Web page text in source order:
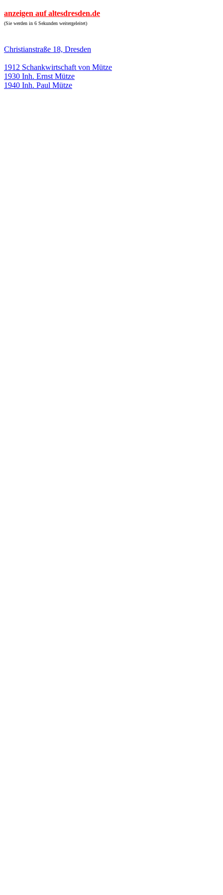
anzeigen auf altesdresden.de
(Sie werden in 6 Sekunden weitergeleitet)
Christianstraße 18, Dresden
1912 Schankwirtschaft von Mütze
1930 Inh. Ernst Mütze
1940 Inh. Paul Mütze